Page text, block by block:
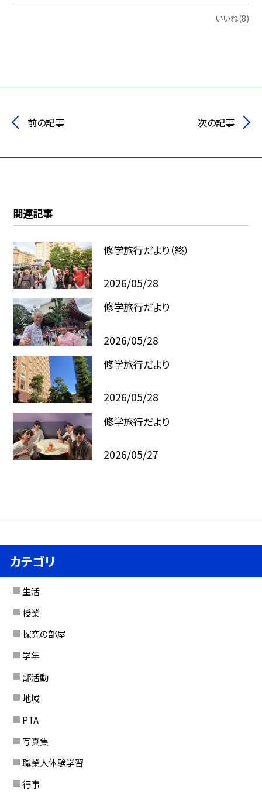
いいね(8)
前の記事 次の記事
関連記事
修学旅行だより（終）
2026/05/28
修学旅行だより
2026/05/28
修学旅行だより
2026/05/28
修学旅行だより
2026/05/27
カテゴリ
生活
授業
探究の部屋
学年
部活動
地域
PTA
写真集
職業人体験学習
行事